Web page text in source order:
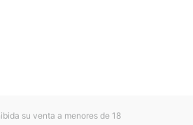
su venta a menores de 18